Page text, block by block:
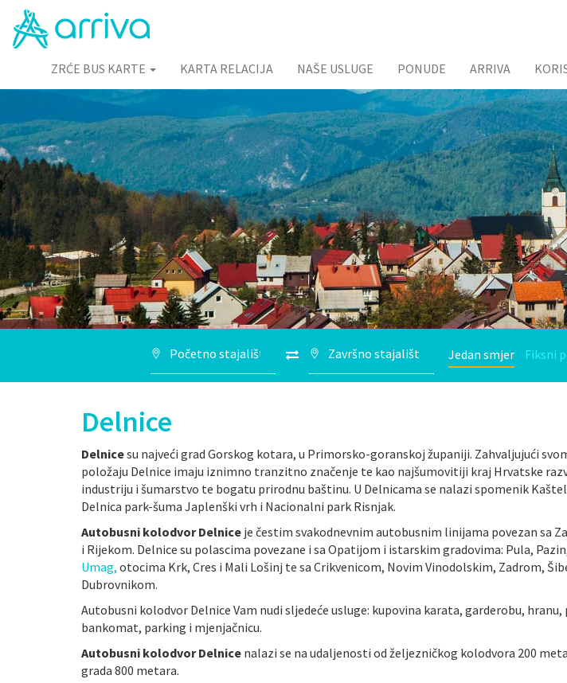
ZRĆE BUS KARTE KARTA RELACIJA NAŠE USLUGE PONUDE ARRIVA
Jedan smjer Fiksni
Delnice
Delnicesu najveći grad Gorskog kotara, u Primorsko-goranskoj županiji. Zahvaljujući
položaju Delnice imaju iznimno tranzitno značenje te kao najšumovitiji kraj Hrvatske
industriju i šumarstvo te bogatu prirodnu baštinu. U Delnicama se nalazi spomenik
Delnica park-šuma Japlenški vrh i Nacionalni park Risnjak.
Autobusni kolodvor Delnice je čestim svakodnevnim autobusnim linijama povezan sa
i Rijekom. Delnice su polascima povezane i sa Opatijom i istarskim gradovima: Pula,
Umag, otocima Krk, Cres i Mali Lošinj te sa Crikvenicom, Novim Vinodolskim, Zadrom,
Dubrovnikom.
Autobusni kolodvor Delnice Vam nudi sljedeće usluge: kupovina karata, garderobu,
bankomat, parking i mjenjačnicu.
Autobusni kolodvor Delnice nalazi se na udaljenosti od željezničkog kolodvora 200
grada 800 metara.